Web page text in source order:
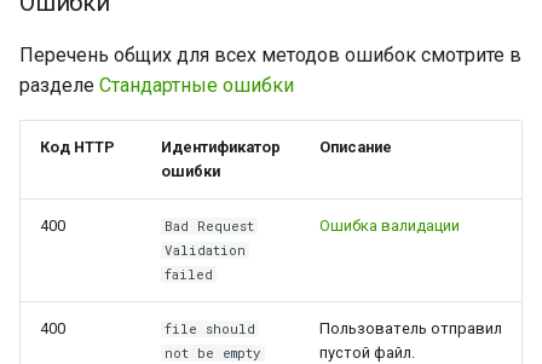
Перечень общих для всех методов ошибок смотрите в
разделе Стандартные ошибки
Код HTTP
Идентификатор
ошибки
Описание
400
Bad Request
Validation
failed
Ошибка валидации
400
file should
not be empty
Пользователь отправил
пустой файл.